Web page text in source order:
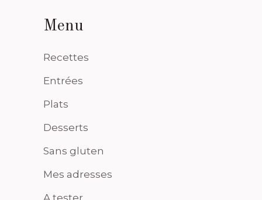
Menu
Recettes
Entrées
Plats
Desserts
Sans gluten
Mes adresses